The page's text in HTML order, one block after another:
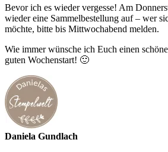
Bevor ich es wieder vergesse! Am
wieder eine Sammelbestellung auf – wer
möchte, bitte bis Mittwochabend melden.
Wie immer wünsche ich Euch einen
guten Wochenstart! 🙂
Daniela Gundlach